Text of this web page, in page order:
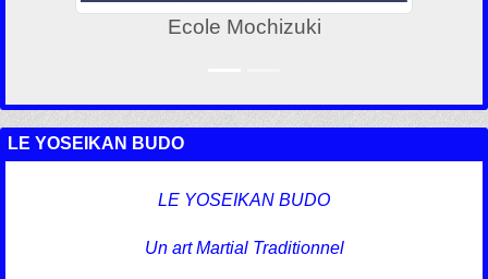
Ecole Mochizuki
LE YOSEIKAN BUDO
LE YOSEIKAN BUDO
Un art Martial Traditionnel